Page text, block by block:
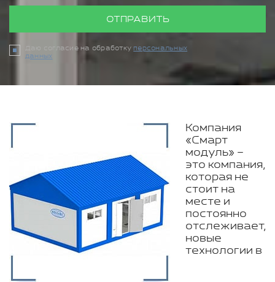
ОТПРАВИТЬ
Даю согласие на обработку персональных
данных
Компания
«Смарт
модуль» –
это компания,
которая не
стоит на
месте и
постоянно
отслеживает,
новые
технологии в